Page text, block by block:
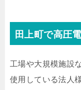
田上町で高圧
工場や大規模施設
使用している法人